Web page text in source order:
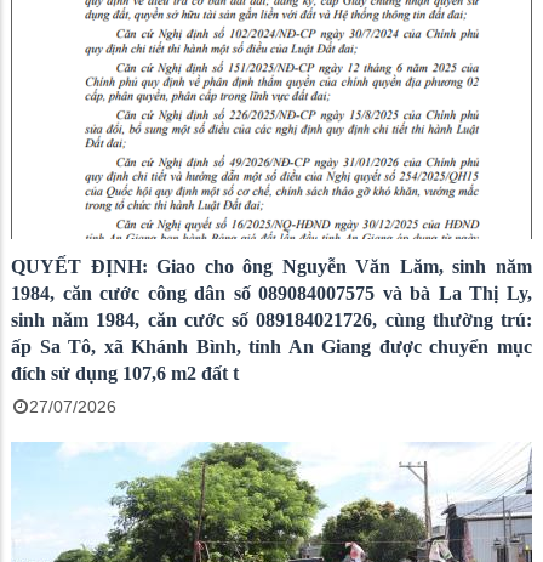
QUYẾT ĐỊNH: Giao cho ông Nguyễn Văn Lăm, sinh năm
1984, căn cước công dân số 089084007575 và bà La Thị Ly,
sinh năm 1984, căn cước số 089184021726, cùng thường trú:
ấp Sa Tô, xã Khánh Bình, tỉnh An Giang được chuyển mục
đích sử dụng 107,6 m2 đất t
27/07/2026